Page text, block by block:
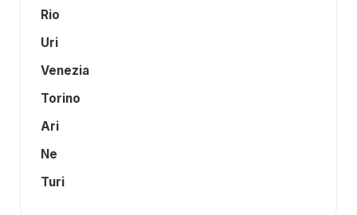
Rio
Uri
Venezia
Torino
Ari
Ne
Turi